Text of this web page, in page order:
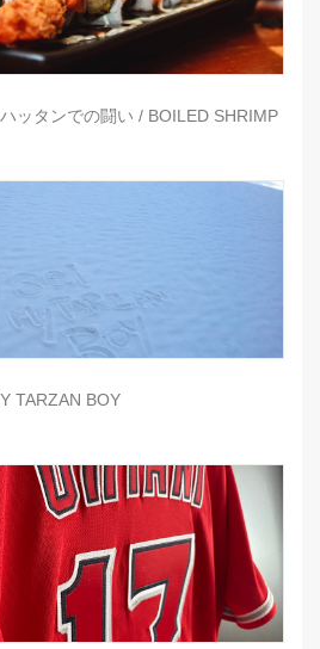
ッタンでの闘い / BOILED SHRIMP
TARZAN BOY